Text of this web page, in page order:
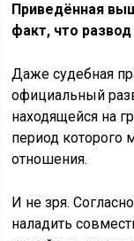
Приведённая
факт, что
Даже судебная
официальный
находящейся на
период которого
отношения.
И не зря.
наладить